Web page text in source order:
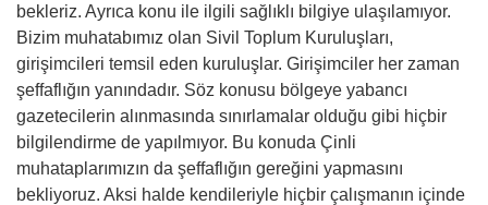
bekleriz. Ayrıca konu ile ilgili sağlıklı bilgiye ulaşılamıyor.
Bizim muhatabımız olan Sivil Toplum Kuruluşları,
girişimcileri temsil eden kuruluşlar. Girişimciler her zaman
şeffaflığın yanındadır. Söz konusu bölgeye yabancı
gazetecilerin alınmasında sınırlamalar olduğu gibi hiçbir
bilgilendirme de yapılmıyor. Bu konuda Çinli
muhataplarımızın da şeffaflığın gereğini yapmasını
bekliyoruz. Aksi halde kendileriyle hiçbir çalışmanın içinde